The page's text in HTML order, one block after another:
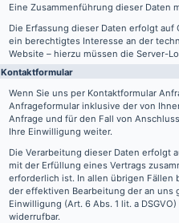
Eine Zusammenführung dieser Daten
Die Erfassung dieser Daten erfolgt auf
ein berechtigtes Interesse an der
Website – hierzu müssen die Server-
Kontaktformular
Wenn Sie uns per Kontaktformular
Anfrageformular inklusive der von
Anfrage und für den Fall von
Ihre Einwilligung weiter.
Die Verarbeitung dieser Daten erfolgt
mit der Erfüllung eines Vertrags
erforderlich ist. In allen übrigen Fällen
der effektiven Bearbeitung der an uns
Einwilligung (Art. 6 Abs. 1 lit. a
widerrufbar.